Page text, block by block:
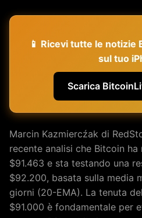
📱 Ricevi tutte le
sul tuo
Scarica
Marcin Kazmiercźak di
recente analisi che Bitcoin
$91.463 e sta testando una
$92.200, basata sulla media
giorni (20-EMA). La tenuta
$91.000 è fondamentale per